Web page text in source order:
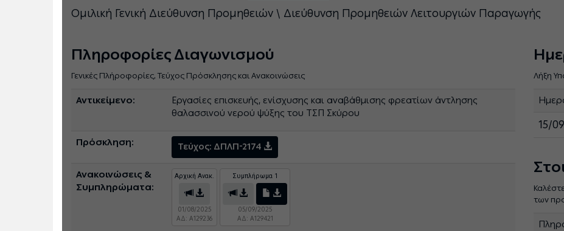
Ομιλική Γενική Διεύθυνση Προμηθειών \ Διεύθυνση Προμηθειών Λειτουργιών Παραγωγής
Λήξη
15/
των
Πληροφορίες Διαγωνισμού
Γενικές Πλήροφορίες, Τεύχος Πρόσκλησης και Ανακοινώσεις
Αντικείμενο:
Εργασίες επισκευής, ενίσχυσης και αναβάθμισης φρεατίων άντλησης
θαλασσινού νερού ψύξης του ΤΣΠ Σκύρου
Πρόσκληση: Τεύχος: ΔΠΛΠ-2174
Ανακοινώσεις &
Συμπληρώματα:
Αρχική Ανακ.
01/08/2025
ΑΔ: A129236
Συμπλήρωμα 1
05/09/2025
ΑΔ: A129421